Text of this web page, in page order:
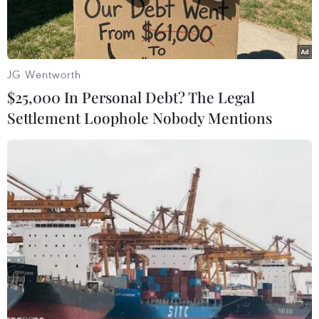
Một đoạn đường bị nứt sau động đất tại tỉnh Nam Cotabato,
Philippines ngày 8/6/2026. (Ảnh: THX/TTXVN)
Ngày 8/6, Viện Núi lửa và địa chấn Philippines
cho biết đã ghi nhận sóng thần cao 1,4m sau
JG Wentworth
$25,000 In Personal Debt? The Legal
Settlement Loophole Nobody Mentions